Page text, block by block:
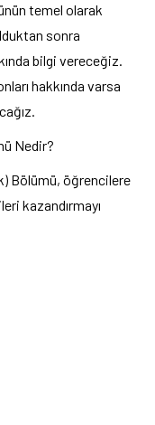
temel olarak
sonra
bilgi vereceğiz.
hakkında varsa
Nedir?
Bölümü, öğrencilere
kazandırmayı